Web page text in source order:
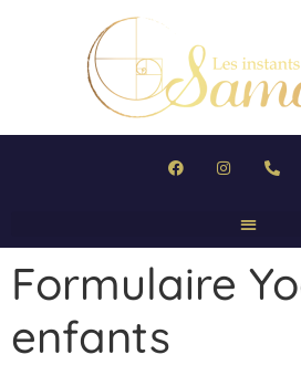
Formulaire
enfants